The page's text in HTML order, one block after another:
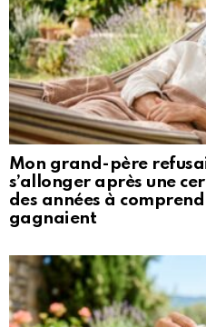
Mon grand-père
s’allonger après une
des années à
gagnaient